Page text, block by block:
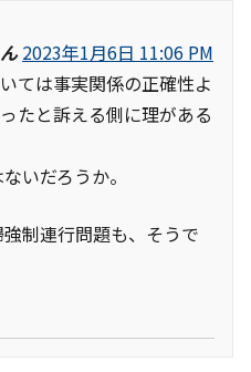
2023年1月6日 11:06 PM
ては事実関係の正確性よ
たと訴える側に理がある
いだろうか。
制連行問題も、そうで